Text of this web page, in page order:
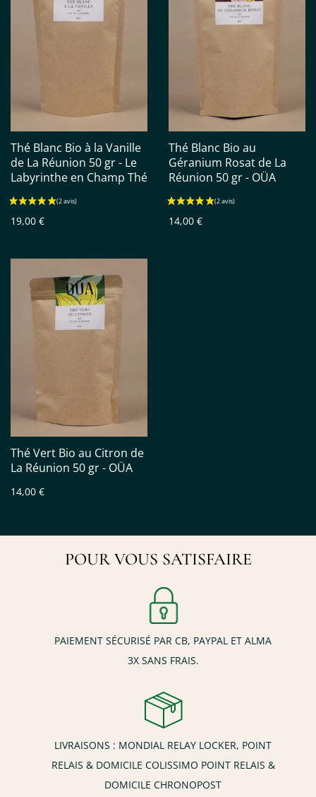
Thé Blanc Bio à la Vanille
de La Réunion 50 gr - Le
Labyrinthe en Champ Thé
19,00 €
Thé Blanc Bio au
Géranium Rosat de La
Réunion 50 gr - OÜA
14,00 €
Thé Vert Bio au Citron de
La Réunion 50 gr - OÜA
14,00 €
POUR VOUS SATISFAIRE
PAIEMENT SÉCURISÉ PAR CB, PAYPAL ET ALMA
3X SANS FRAIS.
LIVRAISONS : MONDIAL RELAY LOCKER, POINT
RELAIS & DOMICILE COLISSIMO POINT RELAIS &
DOMICILE CHRONOPOST